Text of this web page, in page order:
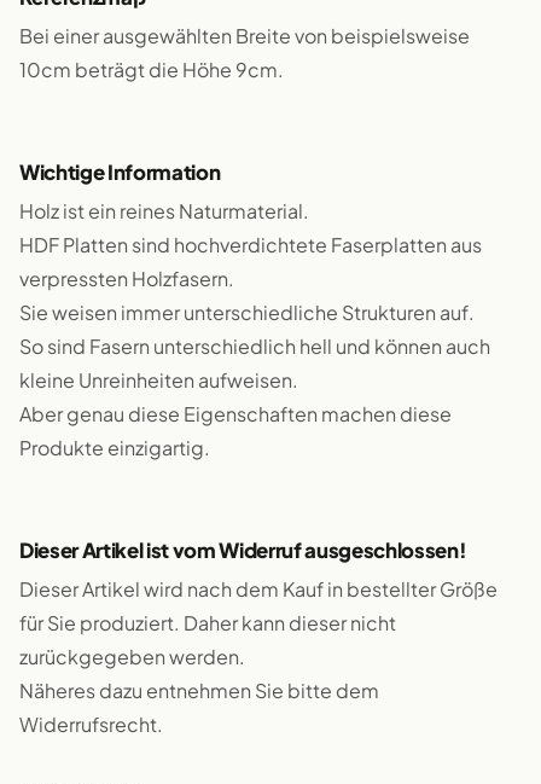
Bei einer ausgewählten Breite von beispielsweise
10cm beträgt die Höhe 9cm.
Wichtige Information
Holz ist ein reines Naturmaterial.
HDF Platten sind hochverdichtete Faserplatten aus
verpressten Holzfasern.
Sie weisen immer unterschiedliche Strukturen auf.
So sind Fasern unterschiedlich hell und können auch
kleine Unreinheiten aufweisen.
Aber genau diese Eigenschaften machen diese
Produkte einzigartig.
Dieser Artikel ist vom Widerruf ausgeschlossen!
Dieser Artikel wird nach dem Kauf in bestellter Größe
für Sie produziert. Daher kann dieser nicht
zurückgegeben werden.
Näheres dazu entnehmen Sie bitte dem
Widerrufsrecht.